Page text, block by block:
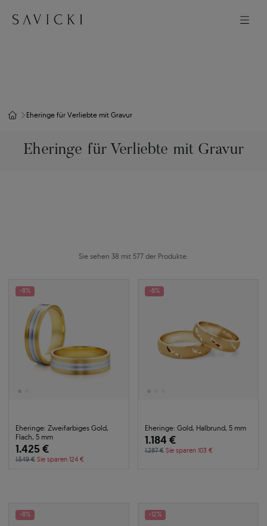
Eheringe für Verliebte mit Gravur
Eheringe für Verliebte mit Gravur
Sie sehen 38 mit 577 der Produkte.
-8%
Eheringe: Zweifarbiges Gold,
Flach, 5 mm
1.425 €
1.549 € Sie sparen 124 €
-8%
Eheringe: Gold, Halbrund, 5 mm
1.184 €
1.287 € Sie sparen 103 €
-8% -12%